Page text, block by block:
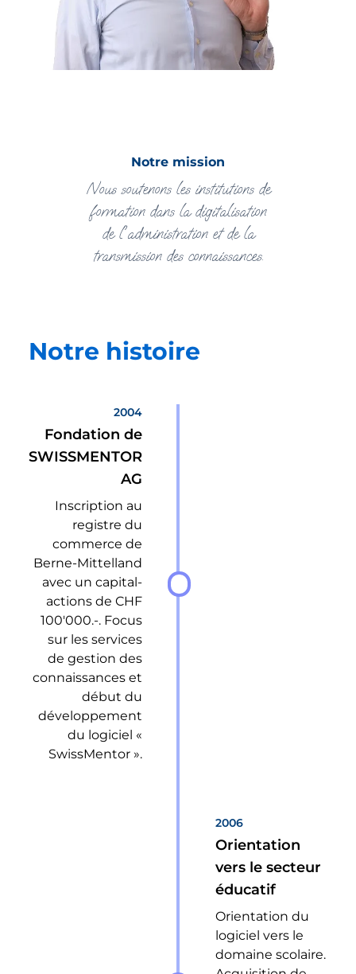
Notre mission
Nous soutenons les institutions de
formation dans la digitalisation
de l'administration et de la
transmission des connaissances.
Notre histoire
2004
Fondation de
SWISSMENTOR
AG
Inscription au
registre du
commerce de
Berne-Mittelland
avec un capital-
actions de CHF
100'000.-. Focus
sur les services
de gestion des
connaissances et
début du
développement
du logiciel «
SwissMentor ».
2006
Orientation
vers le secteur
éducatif
Orientation du
logiciel vers le
domaine scolaire.